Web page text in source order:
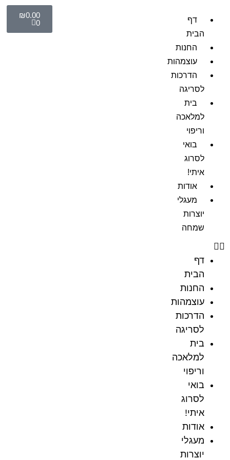
דף
הבית
החנות
עוצמהות
הדרכות
לסריגה
בית
למלאכה
וריפוי
בואי
לסרוג
איתי!
אודות
מעגלי
יוצרות
שמחה
דף
הבית
החנות
עוצמהות
הדרכות
לסריגה
בית
למלאכה
וריפוי
בואי
לסרוג
איתי!
אודות
מעגלי
יוצרות
₪0.00
0